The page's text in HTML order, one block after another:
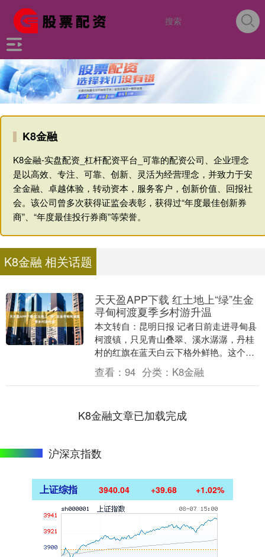
K8金融
K8金融-实盘配资_杠杆配资平台_可靠的配资公司、企业理念
是以高效、专注、可靠、创新、灵活为经营理念，并致力于安
全金融、卓越体验，转动资本，服务客户，创新价值、回报社
会。该公司曾多次获得证监会表彰，获得过“年度最佳创新券
商”、“年度最佳投行券商”等荣誉。
K8金融 相关话题
天天盈APP下载 红土地上“绿”生金
寻甸柯渡夏季乡村游升温
本文转自：昆明日报 记者日前走进寻甸县
柯渡镇，只见青山叠翠、溪水潺潺，丹桂
村的红旗在蓝天白云下格外鲜艳。这个因
红军长征而载入史册的小镇，如今正以“红
魂绿韵”的独....
查看： 94 分类： K8金融
K8金融文章已加载完成
沪深京指数
上证综指 3940.04 +39.68 +1.02%